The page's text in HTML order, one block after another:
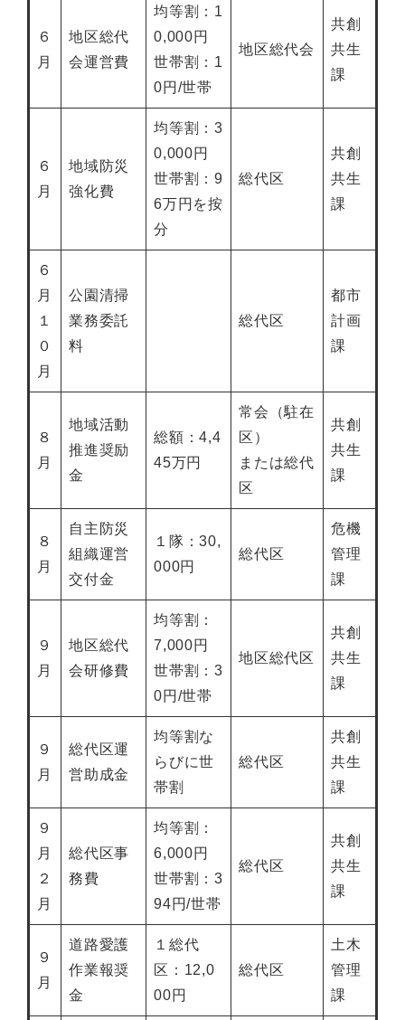
６
月
地区総代
会運営費
均等割：1
0,000円
世帯割：1
0円/世帯
地区総代会
共創
共生
課
６
月
地域防災
強化費
均等割：3
0,000円
世帯割：9
6万円を按
分
総代区
共創
共生
課
６
月
１
０
月
公園清掃
業務委託
料
総代区
都市
計画
課
８
月
地域活動
推進奨励
金
総額：4,4
45万円
常会（駐在
区）
または総代
区
共創
共生
課
８
月
自主防災
組織運営
交付金
１隊：30,
000円
総代区
危機
管理
課
９
月
地区総代
会研修費
均等割：
7,000円
世帯割：3
0円/世帯
地区総代区
共創
共生
課
９
月
総代区運
営助成金
均等割な
らびに世
帯割
総代区
共創
共生
課
９
月
２
月
総代区事
務費
均等割：
6,000円
世帯割：3
94円/世帯
総代区
共創
共生
課
９
月
道路愛護
作業報奨
金
１総代
区：12,0
00円
総代区
土木
管理
課